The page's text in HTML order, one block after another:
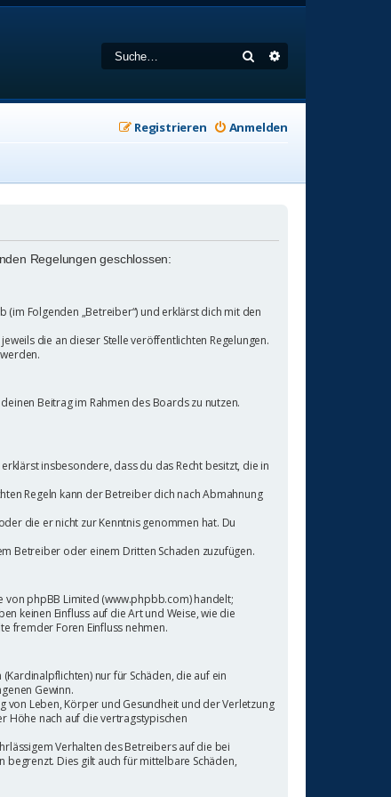
Suche
Anmelden
Registrieren
Regelungen geschlossen:
Folgenden „Betreiber“) und erklärst dich mit den
die an dieser Stelle veröffentlichten Regelungen.
Beitrag im Rahmen des Boards zu nutzen.
insbesondere, dass du das Recht besitzt, die in
Regeln kann der Betreiber dich nach Abmahnung
die er nicht zur Kenntnis genommen hat. Du
Betreiber oder einem Dritten Schaden zuzufügen.
von phpBB Limited (www.phpbb.com) handelt;
keinen Einfluss auf die Art und Weise, wie die
fremder Foren Einfluss nehmen.
nur für Schäden, die auf ein
Gewinn.
Leben, Körper und Gesundheit und der Verletzung
Höhe nach auf die vertragstypischen
Verhalten des Betreibers auf die bei
Dies gilt auch für mittelbare Schäden,